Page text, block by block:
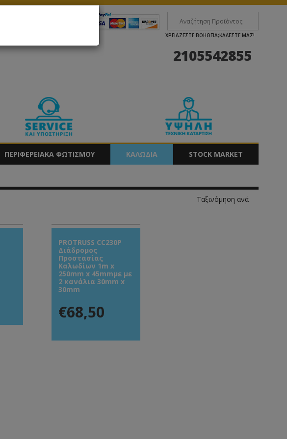
ΧΡΕΙΑΖΕΣΤΕ ΒΟΗΘΕΙΑ;ΚΑΛΕΣΤΕ ΜΑΣ!
2105542855
ΠΕΡΙΦΕΡΕΙΑΚΑ ΦΩΤΙΣΜΟΥ ΚΑΛΩΔΙΑ STOCK MARKET
Ταξινόμηση ανά
PROTRUSS CC230P
Διάδρομος
Προστασίας
Καλωδίων 1m x
250mm x 45mmμε με
2 κανάλια 30mm x
30mm
€68,50